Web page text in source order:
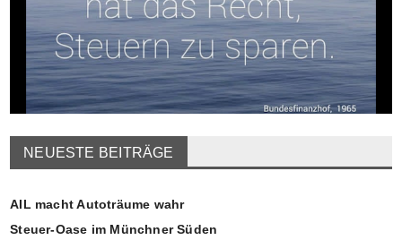
NEUESTE BEITRÄGE
AIL macht Autoträume wahr
Steuer-Oase im Münchner Süden